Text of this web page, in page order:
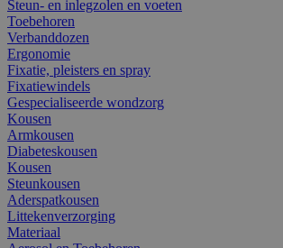
Steun- en inlegzolen en voeten
Toebehoren
Verbanddozen
Ergonomie
Fixatie, pleisters en spray
Fixatiewindels
Gespecialiseerde wondzorg
Kousen
Armkousen
Diabeteskousen
Kousen
Steunkousen
Aderspatkousen
Littekenverzorging
Materiaal